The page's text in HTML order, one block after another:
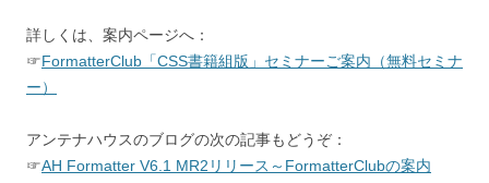
詳しくは、案内ページへ：
☞FormatterClub「CSS書籍組版」セミナーご案内（無料セミナ
ー）
アンテナハウスのブログの次の記事もどうぞ：
☞AH Formatter V6.1 MR2リリース～FormatterClubの案内